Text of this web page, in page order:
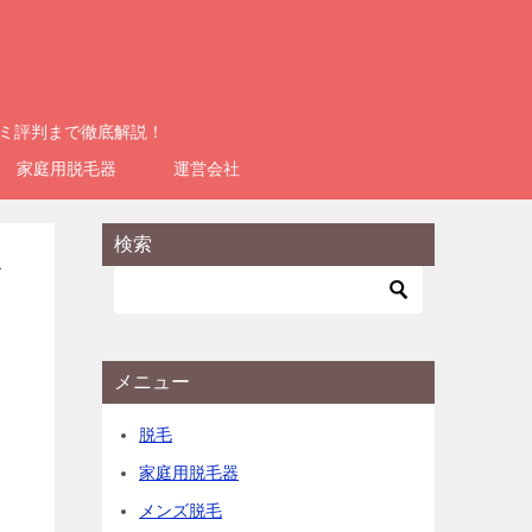
評判まで徹底解説！
家庭用脱毛器
運営会社
検索
メニュー
脱毛
家庭用脱毛器
メンズ脱毛